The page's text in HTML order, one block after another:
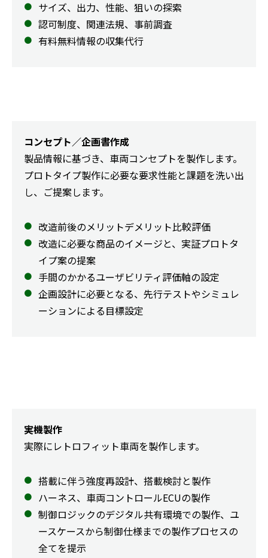
サイズ、出力、性能、狙いの探索
認可制度、関連法規、事前調査
有料無料情報の収集代行
コンセプト／企画書作成
製品情報に基づき、車両コンセプトを製作します。
プロトタイプ製作に必要な要求性能と課題を洗い出
し、ご提案します。
改造前後のメリットデメリット比較評価
改造に必要な商品のイメージと、実証プロトタ
イプ案の提案
手間のかかるユーザビリティ評価軸の設定
企画設計に必要となる、先行テストやシミュレ
ーションによる目標設定
実機製作
実際にレトロフィット車両を製作します。
搭載に伴う強度再設計、搭載検討と製作
ハーネス、車両コントロールECUの製作
制御ロジックのデジタル共有環境での製作、ユ
ースケースから制御仕様までの製作プロセスの
全てを提示